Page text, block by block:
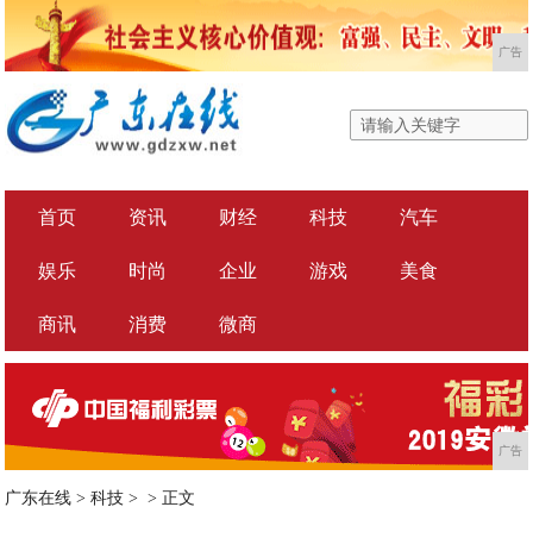
广告
首页 资讯 财经 科技 汽车
娱乐 时尚 企业 游戏 美食
商讯 消费 微商
广告
广东在线 >科技 > > 正文